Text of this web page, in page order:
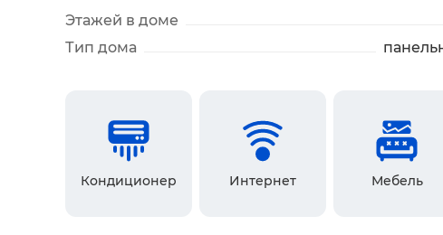
Этажей в доме
Тип дома
Кондиционер Интернет Мебель